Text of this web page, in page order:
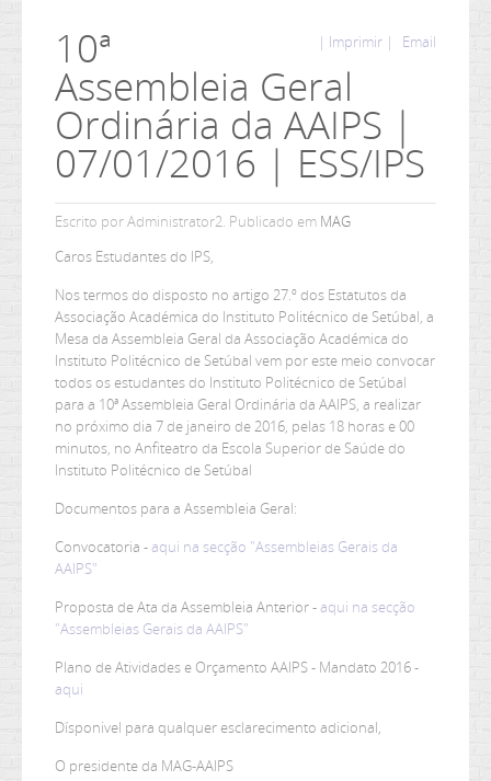
Email
| Imprimir |
10ª
Assembleia Geral
Ordinária da AAIPS |
07/01/2016 | ESS/IPS
Escrito por Administrator2. Publicado em MAG
Caros Estudantes do IPS,
Nos termos do disposto no artigo 27.º dos Estatutos da
Associação Académica do Instituto Politécnico de Setúbal, a
Mesa da Assembleia Geral da Associação Académica do
Instituto Politécnico de Setúbal vem por este meio convocar
todos os estudantes do Instituto Politécnico de Setúbal
para a 10ª Assembleia Geral Ordinária da AAIPS, a realizar
no próximo dia 7 de janeiro de 2016, pelas 18 horas e 00
minutos, no Anfiteatro da Escola Superior de Saúde do
Instituto Politécnico de Setúbal
Documentos para a Assembleia Geral:
Convocatoria -aqui na secção "Assembleias Gerais da
AAIPS"
Proposta de Ata da Assembleia Anterior -aqui na secção
"Assembleias Gerais da AAIPS"
Plano de Atividades e Orçamento AAIPS - Mandato 2016 -
aqui
Dísponivel para qualquer esclarecimento adicional,
O presidente da MAG-AAIPS